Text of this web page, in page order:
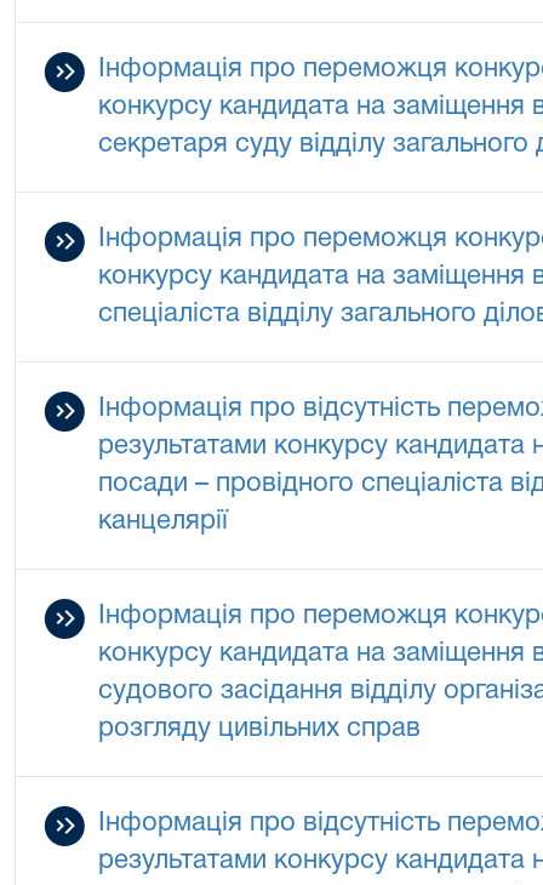
Інформація про переможця
конкурсу кандидата на заміщення
секретаря суду відділу загального
Інформація про переможця
конкурсу кандидата на заміщення
спеціаліста відділу загального
Інформація про відсутність
результатами конкурсу кандидата
посади – провідного спеціаліста
канцелярії
Інформація про переможця
конкурсу кандидата на заміщення
судового засідання відділу
розгляду цивільних справ
Інформація про відсутність
результатами конкурсу кандидата